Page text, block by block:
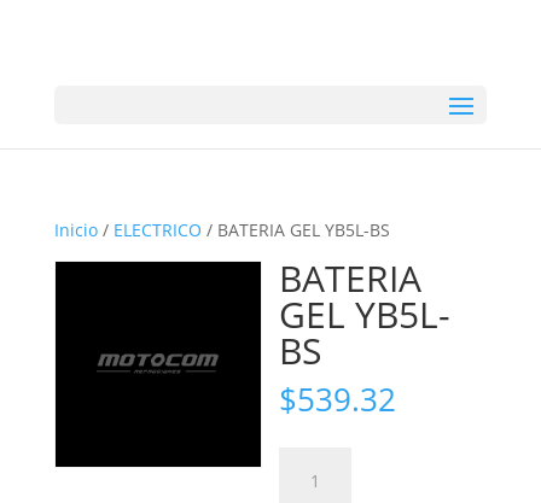
Inicio/ ELECTRICO / BATERIA GEL YB5L-BS
BATERIA
GEL YB5L-
BS
$539.32